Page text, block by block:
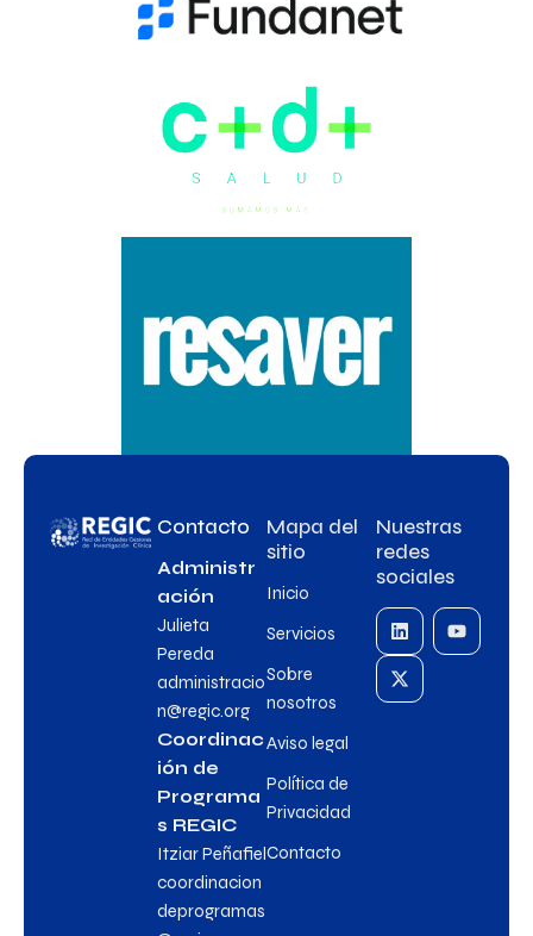
Contacto
Administr
ación
Julieta
Pereda
administracio
n@regic.org
Coordinac
ión de
Programa
s REGIC
Itziar Peñafiel
coordinacion
deprogramas
Mapa del
sitio
Inicio
Servicios
Sobre
nosotros
Aviso legal
Política de
Privacidad
Contacto
Nuestras
redes
sociales